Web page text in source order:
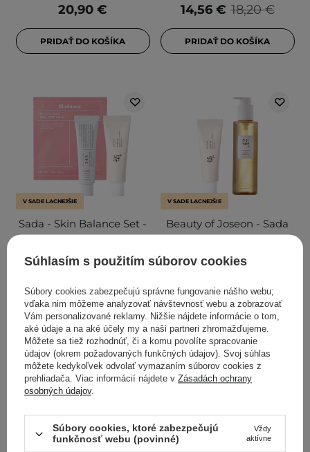
20,90 €
PRIDAŤ DO KOŠÍKA
18,20 €
14,56 €
PRIDAŤ DO KOŠÍKA
V SADE LACNEJŠIE
Sada - Skin Balance Set -
Prebiotický SPF 50+ krém
- 50 ml + Ľahký
regeneračný krém - 50 ml
+ Hydrogélová
plátienková maska - 34 g
6
36,80 €
ZOBRAZIŤ VIAC
V SADE LACNEJŠIE
Beauty of Joseon - Sada
Cleansing & SPF Duo -
Odličovací olej - 210 ml +
Ľahký SPF50+ krém na
tvár - 50 ml
3
30,40 €
Súhlasím s použitím súborov cookies
Súbory cookies zabezpečujú správne fungovanie nášho webu;
vďaka nim môžeme analyzovať návštevnosť webu a zobrazovať
Vám personalizované reklamy. Nižšie nájdete informácie o tom,
aké údaje a na aké účely my a naši partneri zhromažďujeme.
Môžete sa tiež rozhodnúť, či a komu povolíte spracovanie
údajov (okrem požadovaných funkčných údajov). Svoj súhlas
môžete kedykoľvek odvolať vymazaním súborov cookies z
prehliadača. Viac informácií nájdete v Zásadách ochrany
osobných údajov.
Súbory cookies, ktoré zabezpečujú
funkčnosť webu (povinné)
Vždy
aktívne